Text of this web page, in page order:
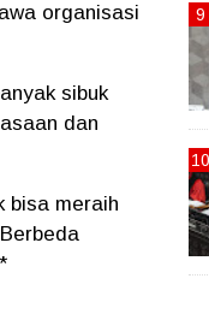
organisasi
sibuk
dan
bisa meraih